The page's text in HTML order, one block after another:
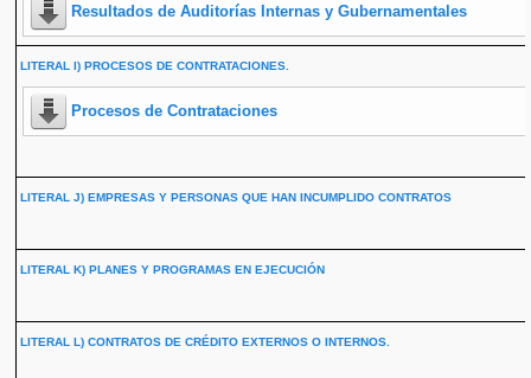
Resultados de Auditorías Internas y Gubernamentales
LITERAL I) PROCESOS DE CONTRATACIONES.
Procesos de Contrataciones
LITERAL J) EMPRESAS Y PERSONAS QUE HAN INCUMPLIDO CONTRATOS
LITERAL K) PLANES Y PROGRAMAS EN EJECUCIÓN
LITERAL L) CONTRATOS DE CRÉDITO EXTERNOS O INTERNOS.